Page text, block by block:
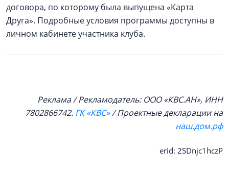
договора, по которому была выпущена «Карта
Друга». Подробные условия программы доступны в
личном кабинете участника клуба.
Реклама / Рекламодатель: ООО «КВС.АН», ИНН
7802866742. ГК «КВС»/ Проектные декларации на
наш.дом.рф
erid: 2SDnjc1hczP